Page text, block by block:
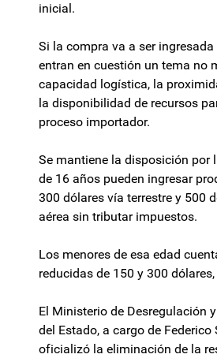
inicial.
Si la compra va a ser
entran en cuestión un tema no
capacidad logística, la
la disponibilidad de recursos
proceso importador.
Se mantiene la disposición por
de 16 años pueden ingresar
300 dólares vía terrestre y 500
aérea sin tributar impuestos.
Los menores de esa edad
reducidas de 150 y 300
El Ministerio de Desregulación
del Estado, a cargo de Federico
oficializó la eliminación de la